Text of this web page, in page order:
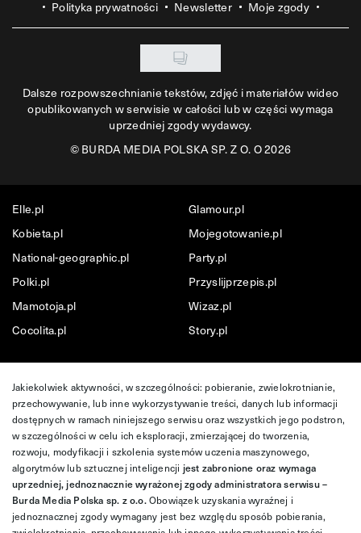
Polityka prywatności
Newsletter Moje zgody
Dalsze rozpowszechnianie tekstów, zdjęć i materiałów wideo
opublikowanych w serwisie w całości lub w części wymaga
uprzedniej zgody wydawcy.
©BURDA MEDIA POLSKA SP. Z O. O 2026
Elle.pl
Glamour.pl
Kobieta.pl
Mojegotowanie.pl
National-geographic.pl
Party.pl
Polki.pl
Przyslijprzepis.pl
Mamotoja.pl
Wizaz.pl
Cocolita.pl
Story.pl
Jakiekolwiek aktywności, w szczególności: pobieranie, zwielokrotnianie,
przechowywanie, lub inne wykorzystywanie treści, danych lub informacji
dostępnych w ramach niniejszego serwisu oraz wszystkich jego podstron,
w szczególności w celu ich eksploracji, zmierzającej do tworzenia,
rozwoju, modyfikacji i szkolenia systemów uczenia maszynowego,
algorytmów lub sztucznej inteligencji jest zabronione oraz wymaga
uprzedniej, jednoznacznie wyrażonej zgody administratora serwisu –
Burda Media Polska sp. z o.o.Obowiązek uzyskania wyraźnej i
jednoznacznej zgody wymagany jest bez względu sposób pobierania,